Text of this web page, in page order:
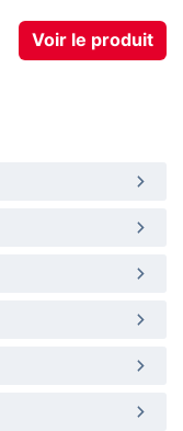
Voir le produit